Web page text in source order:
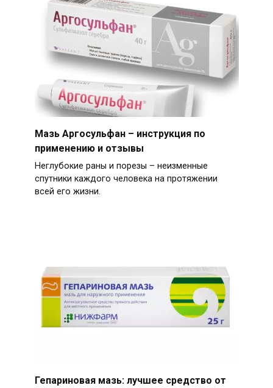
Мазь Аргосульфан – инструкция по
применению и отзывы
Неглубокие раны и порезы – неизменные
спутники каждого человека на протяжении
всей его жизни.
Гепариновая мазь: лучшее средство от